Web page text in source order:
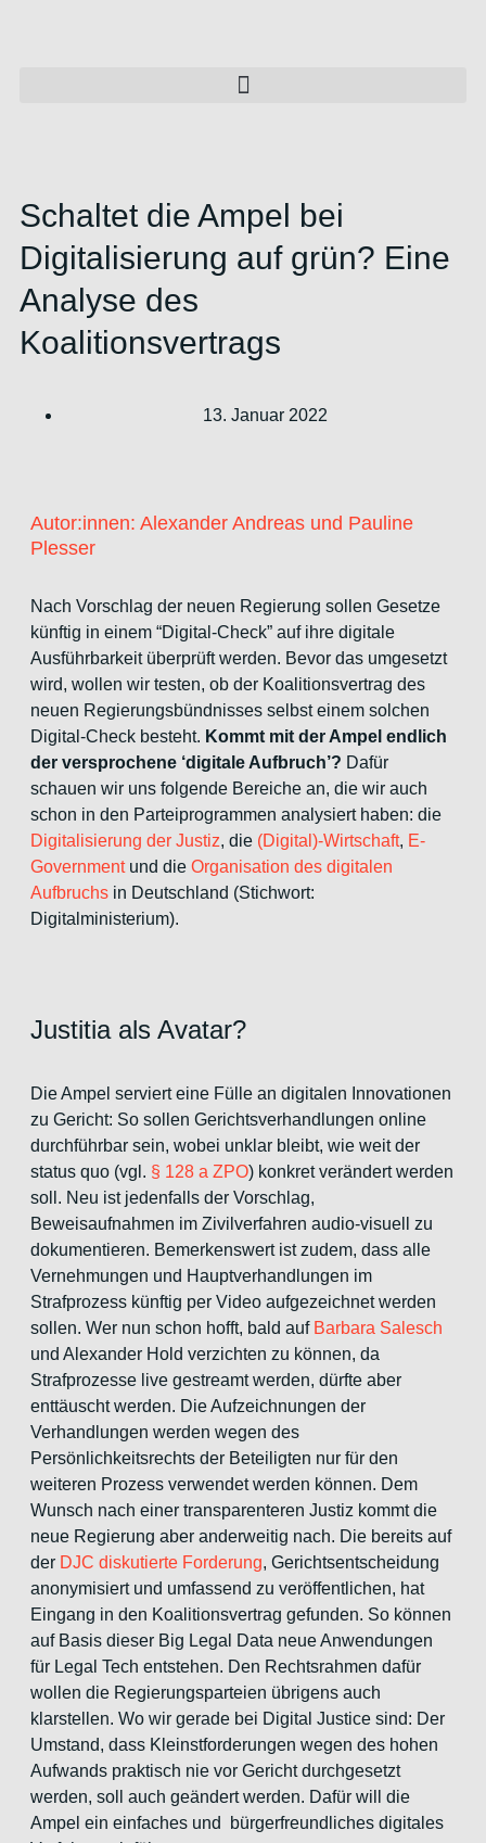
Schaltet die Ampel bei
Digitalisierung auf grün? Eine
Analyse des
Koalitionsvertrags
13. Januar 2022
Autor:innen: Alexander Andreas und Pauline
Plesser
Nach Vorschlag der neuen Regierung sollen Gesetze
künftig in einem “Digital-Check” auf ihre digitale
Ausführbarkeit überprüft werden. Bevor das umgesetzt
wird, wollen wir testen, ob der Koalitionsvertrag des
neuen Regierungsbündnisses selbst einem solchen
Digital-Check besteht. Kommt mit der Ampel endlich
der versprochene ‘digitale Aufbruch’? Dafür
schauen wir uns folgende Bereiche an, die wir auch
schon in den Parteiprogrammen analysiert haben: die
Digitalisierung der Justiz, die (Digital)-Wirtschaft, E-
Governmentund die Organisation des digitalen
Aufbruchs in Deutschland (Stichwort:
Digitalministerium).
Justitia als Avatar?
Die Ampel serviert eine Fülle an digitalen Innovationen
zu Gericht: So sollen Gerichtsverhandlungen online
durchführbar sein, wobei unklar bleibt, wie weit der
status quo (vgl. § 128 a ZPO) konkret verändert werden
soll. Neu ist jedenfalls der Vorschlag,
Beweisaufnahmen im Zivilverfahren audio-visuell zu
dokumentieren. Bemerkenswert ist zudem, dass alle
Vernehmungen und Hauptverhandlungen im
Strafprozess künftig per Video aufgezeichnet werden
sollen. Wer nun schon hofft, bald auf Barbara Salesch
und Alexander Hold verzichten zu können, da
Strafprozesse live gestreamt werden, dürfte aber
enttäuscht werden. Die Aufzeichnungen der
Verhandlungen werden wegen des
Persönlichkeitsrechts der Beteiligten nur für den
weiteren Prozess verwendet werden können. Dem
Wunsch nach einer transparenteren Justiz kommt die
neue Regierung aber anderweitig nach. Die bereits auf
der DJC diskutierte Forderung, Gerichtsentscheidung
anonymisiert und umfassend zu veröffentlichen, hat
Eingang in den Koalitionsvertrag gefunden. So können
auf Basis dieser Big Legal Data neue Anwendungen
für Legal Tech entstehen. Den Rechtsrahmen dafür
wollen die Regierungsparteien übrigens auch
klarstellen. Wo wir gerade bei Digital Justice sind: Der
Umstand, dass Kleinstforderungen wegen des hohen
Aufwands praktisch nie vor Gericht durchgesetzt
werden, soll auch geändert werden. Dafür will die
Ampel ein einfaches und bürgerfreundliches digitales